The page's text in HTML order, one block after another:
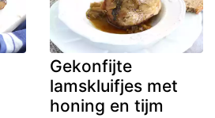
Gekonfijte
lamskluifjes met
honing en tijm